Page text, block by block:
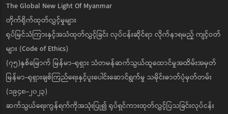
The Global New Light Of Myanmar
တိုက်ရိုက်ထုတ်လွှင့်မှုများ
ရုပ်မြင်သံကြားနှင့်အသံထုတ်လွှင့်ခြင်း လုပ်ငန်းဆိုင်ရာ လိုက်နာရမည့် ကျင့်ဝတ်
များ (Code of Ethics)
(၇၅)နှစ်မြောက် မြန်မာ-ရုရှား သံတမန်ဆက်သွယ်ထူထောင်မှုအထိမ်းအမှတ်
မြန်မာ-ရုရှားချစ်ကြည်ရေးနှင့်ပူးပေါင်းဆောင်ရွက်မှု သမိုင်းဓာတ်ပုံမှတ်တမ်း
(၁၉၄၈-၂၀၂၃)
ဆက်သွယ်ရေးကွန်ရက်ကိုအသုံးပြု၍ ရုပ်ရှင်ကားထုတ်လွှင့်ပြသခြင်းလုပ်ငန်း